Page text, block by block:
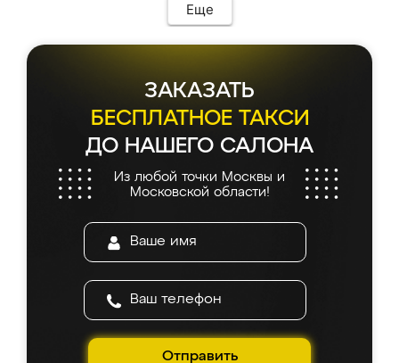
Еще
ЗАКАЗАТЬ
БЕСПЛАТНОЕ ТАКСИ
ДО НАШЕГО САЛОНА
Из любой точки Москвы и
Московской области!
Отправить